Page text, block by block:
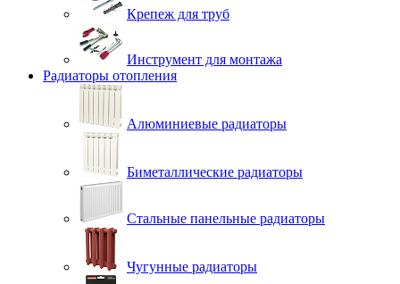
Крепеж для труб
Инструмент для монтажа
Радиаторы отопления
Алюминиевые радиаторы
Биметаллические радиаторы
Стальные панельные радиаторы
Чугунные радиаторы